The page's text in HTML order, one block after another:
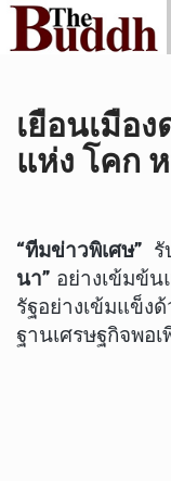
เยือนเมือ
แห่ง โคก
“ทีมข่าวพิเศษ” รั
นา” อย่างเข้มข้
รัฐอย่างเข้มแข็
ฐานเศรษฐกิจพอ